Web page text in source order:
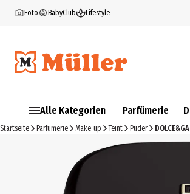
Foto BabyClub Lifestyle
Alle Kategorien Parfümerie
Startseite Parfümerie Make-up Teint Puder